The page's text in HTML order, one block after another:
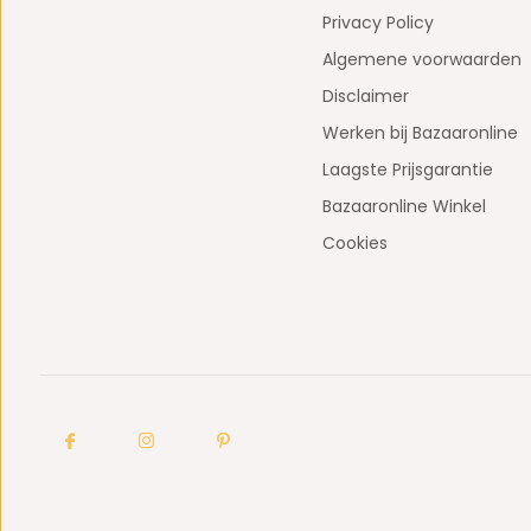
Privacy Policy
Algemene voorwaarden
Disclaimer
Werken bij Bazaaronline
Laagste Prijsgarantie
Bazaaronline Winkel
Cookies